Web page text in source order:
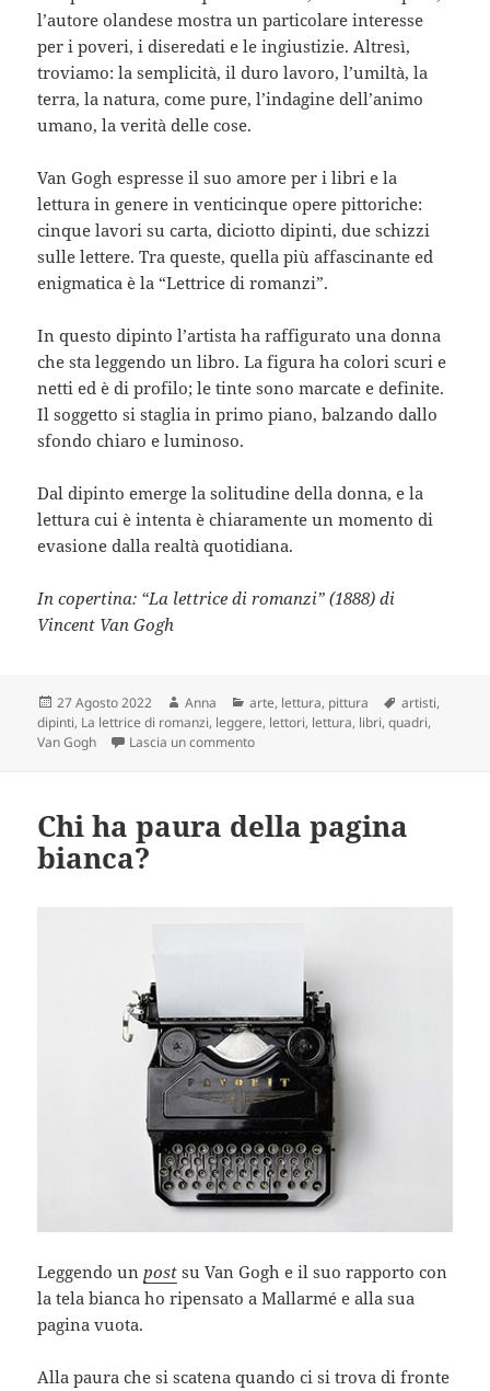
l’autore olandese mostra un particolare interesse
per i poveri, i diseredati e le ingiustizie. Altresì,
troviamo: la semplicità, il duro lavoro, l’umiltà, la
terra, la natura, come pure, l’indagine dell’animo
umano, la verità delle cose.
Van Gogh espresse il suo amore per i libri e la
lettura in genere in venticinque opere pittoriche:
cinque lavori su carta, diciotto dipinti, due schizzi
sulle lettere. Tra queste, quella più affascinante ed
enigmatica è la “Lettrice di romanzi”.
In questo dipinto l’artista ha raffigurato una donna
che sta leggendo un libro. La figura ha colori scuri e
netti ed è di profilo; le tinte sono marcate e definite.
Il soggetto si staglia in primo piano, balzando dallo
sfondo chiaro e luminoso.
Dal dipinto emerge la solitudine della donna, e la
lettura cui è intenta è chiaramente un momento di
evasione dalla realtà quotidiana.
In copertina: “La lettrice di romanzi” (1888) di
Vincent Van Gogh
Scritto
il
27 Agosto 2022 Autore
Anna Categorie
arte, lettura, pittura Tag
artisti,
dipinti, La lettrice di romanzi, leggere, lettori, lettura, libri,quadri,
Van Gogh
Lascia un commentosu Vincent van Gogh: un artista e un
Chi ha paura della pagina
bianca?
Leggendo unpost su Van Gogh e il suo rapporto con
la tela bianca ho ripensato a Mallarmé e alla sua
pagina vuota.
Alla paura che si scatena quando ci si trova di fronte